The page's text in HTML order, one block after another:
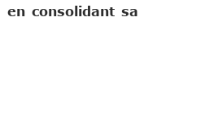
consolidant sa